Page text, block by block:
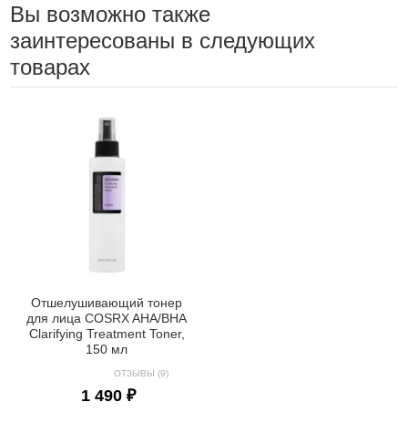
Вы возможно также
заинтересованы в следующих
товарах
Отшелушивающий тонер
для лица COSRX AHA/BHA
Clarifying Treatment Toner,
150 мл
ОТЗЫВЫ (9)
1 490 ₽